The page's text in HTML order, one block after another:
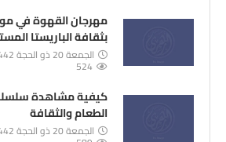
مهرجان القهوة في
بثقافة الباريستا
الجمعة 20 ذو الحجة 1442هـ 30-7-2021م
524
كيفية مشاهدة سلسلة
الطعام والثقافة
الجمعة 20 ذو الحجة 1442هـ 30-7-2021م